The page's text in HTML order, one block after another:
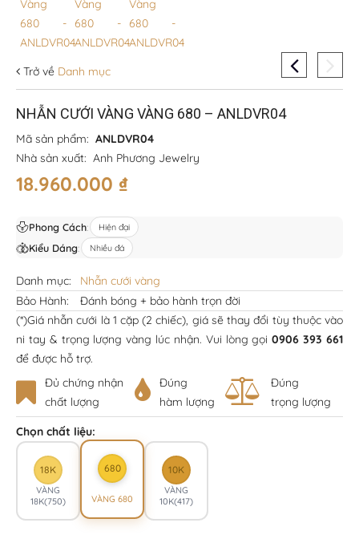
Trở về Danh mục
NHẪN CƯỚI VÀNG VÀNG 680 – ANLDVR04
Mã sản phẩm: ANLDVR04
Nhà sản xuất: Anh Phương Jewelry
18.960.000 ₫
Phong Cách: Hiện đại
Kiểu Dáng: Nhiều đá
Danh mục:
Nhẫn cưới vàng
Bảo Hành:
Đánh bóng + bảo hành trọn đời
(*)Giá nhẫn cưới là 1 cặp (2 chiếc), giá sẽ thay đổi tùy thuộc vào
ni tay & trọng lượng vàng lúc nhận. Vui lòng gọi0906 393 661
để được hỗ trợ.
Đủ chứng nhận
chất lượng
Đúng
hàm lượng
Đúng
trọng lượng
Chọn chất liệu:
18K
VÀNG
18K(750)
680
VÀNG 680
10K
VÀNG
10K(417)